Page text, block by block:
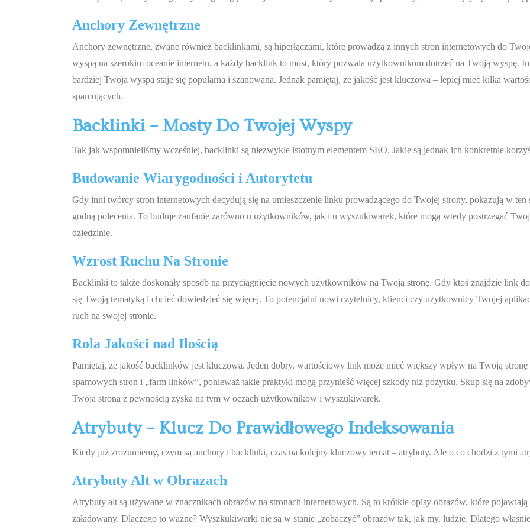
Anchory Zewnętrzne
Anchory zewnętrzne, zwane również backlinkami, są hiperłączami, które prowadzą z innych stron internetowych do
wyspą na szerokim oceanie internetu, a każdy backlink to most, który pozwala użytkownikom dotrzeć na Twoją wyspę.
bardziej Twoja wyspa staje się popularna i szanowana. Jednak pamiętaj, że jakość jest kluczowa – lepiej mieć kilka
spamujących.
Backlinki – Mosty Do Twojej Wyspy
Tak jak wspomnieliśmy wcześniej, backlinki są niezwykle istotnym elementem SEO. Jakie są jednak ich konkretnie
Budowanie Wiarygodności i Autorytetu
Gdy inni twórcy stron internetowych decydują się na umieszczenie linku prowadzącego do Twojej strony, pokazują w ten
godną polecenia. To buduje zaufanie zarówno u użytkowników, jak i u wyszukiwarek, które mogą wtedy postrzegać
dziedzinie.
Wzrost Ruchu Na Stronie
Backlinki to także doskonały sposób na przyciągnięcie nowych użytkowników na Twoją stronę. Gdy ktoś znajdzie link
się Twoją tematyką i chcieć dowiedzieć się więcej. To potencjalni nowi czytelnicy, klienci czy użytkownicy Twojej
ruch na swojej stronie.
Rola Jakości nad Ilością
Pamiętaj, że jakość backlinków jest kluczowa. Jeden dobry, wartościowy link może mieć większy wpływ na Twoją
spamowych stron i „farm linków”, ponieważ takie praktyki mogą przynieść więcej szkody niż pożytku. Skup się na
Twoja strona z pewnością zyska na tym w oczach użytkowników i wyszukiwarek.
Atrybuty – Klucz Do Prawidłowego Indeksowania
Kiedy już zrozumiemy, czym są anchory i backlinki, czas na kolejny kluczowy temat – atrybuty. Ale o co chodzi z tymi
Atrybuty Alt w Obrazach
Atrybuty alt są używane w znacznikach obrazów na stronach internetowych. Są to krótkie opisy obrazów, które
załadowany. Dlaczego to ważne? Wyszkukiwarki nie są w stanie „zobaczyć” obrazów tak, jak my, ludzie. Dlatego